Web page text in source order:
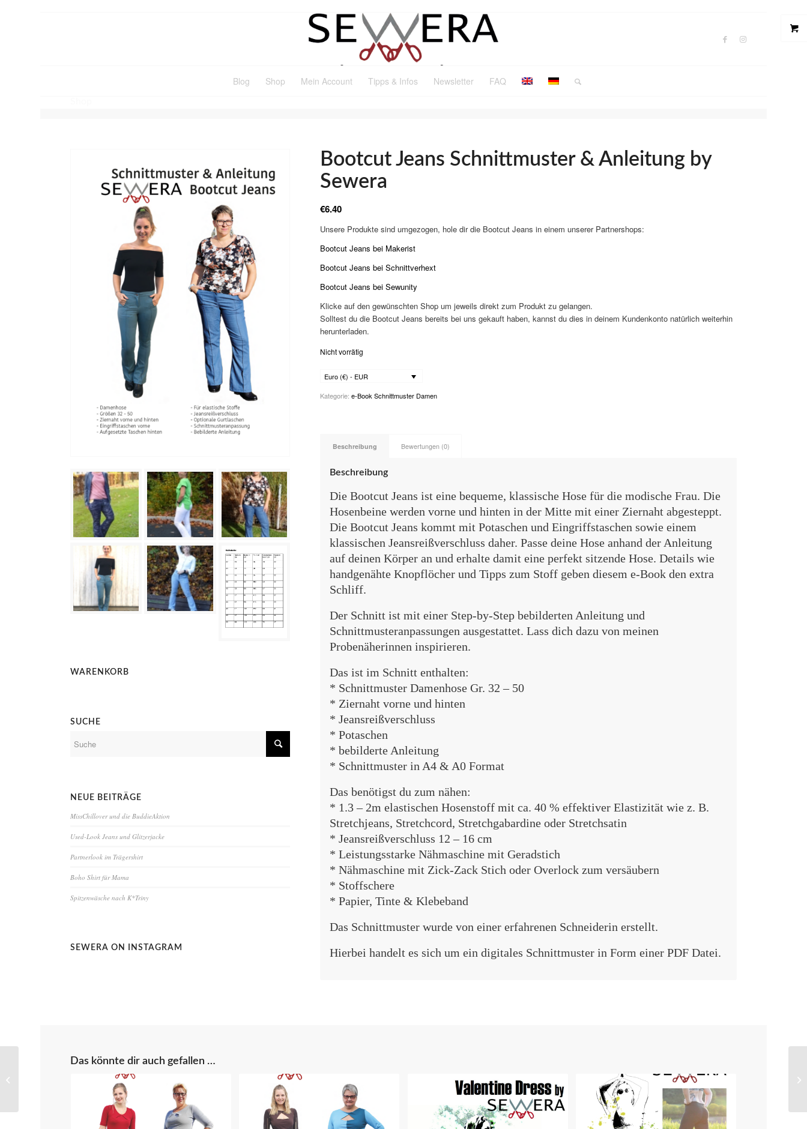
Blog Shop Mein Account Tipps & Infos Newsletter FAQ
WARENKORB
SUCHE
NEUE BEITRÄGE
MissChillover und die BuddieAktion
Used-Look Jeans und Glitzerjacke
Partnerlook im Trägershirt
Boho Shirt für Mama
Spitzenwäsche nach K*Triny
SEWERA ON INSTAGRAM
Bootcut Jeans Schnittmuster & Anleitung by
Sewera
€6.40
Unsere Produkte sind umgezogen, hole dir die Bootcut Jeans in einem unserer Partnershops:
Bootcut Jeans bei Makerist
Bootcut Jeans bei Schnittverhext
Bootcut Jeans bei Sewunity
Klicke auf den gewünschten Shop um jeweils direkt zum Produkt zu gelangen.
Solltest du die Bootcut Jeans bereits bei uns gekauft haben, kannst du dies in deinem Kundenkonto natürlich weiterhin
herunterladen.
Nicht vorrätig
Euro (€) - EUR
Kategorie:e-Book Schnittmuster Damen
Beschreibung Bewertungen (0)
Beschreibung
Die Bootcut Jeans ist eine bequeme, klassische Hose für die modische Frau. Die
Hosenbeine werden vorne und hinten in der Mitte mit einer Ziernaht abgesteppt.
Die Bootcut Jeans kommt mit Potaschen und Eingriffstaschen sowie einem
klassischen Jeansreißverschluss daher. Passe deine Hose anhand der Anleitung
auf deinen Körper an und erhalte damit eine perfekt sitzende Hose. Details wie
handgenähte Knopflöcher und Tipps zum Stoff geben diesem e-Book den extra
Schliff.
Der Schnitt ist mit einer Step-by-Step bebilderten Anleitung und
Schnittmusteranpassungen ausgestattet. Lass dich dazu von meinen
Probenäherinnen inspirieren.
Das ist im Schnitt enthalten:
* Schnittmuster Damenhose Gr. 32 – 50
* Ziernaht vorne und hinten
* Jeansreißverschluss
* Potaschen
* bebilderte Anleitung
* Schnittmuster in A4 & A0 Format
Das benötigst du zum nähen:
* 1.3 – 2m elastischen Hosenstoff mit ca. 40 % effektiver Elastizität wie z. B.
Stretchjeans, Stretchcord, Stretchgabardine oder Stretchsatin
* Jeansreißverschluss 12 – 16 cm
* Leistungsstarke Nähmaschine mit Geradstich
* Nähmaschine mit Zick-Zack Stich oder Overlock zum versäubern
* Stoffschere
* Papier, Tinte & Klebeband
Das Schnittmuster wurde von einer erfahrenen Schneiderin erstellt.
Hierbei handelt es sich um ein digitales Schnittmuster in Form einer PDF Datei.
Das könnte dir auch gefallen …